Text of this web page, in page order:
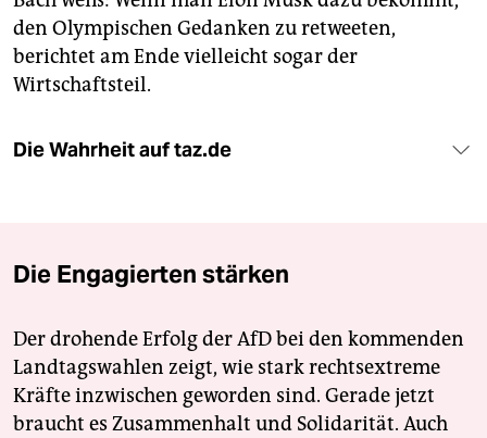
den Olympischen Gedanken zu retweeten,
berichtet am Ende vielleicht sogar der
Wirtschaftsteil.
Die Wahrheit auf taz.de
Die Engagierten stärken
Der drohende Erfolg der AfD bei den kommenden
Landtagswahlen zeigt, wie stark rechtsextreme
Kräfte inzwischen geworden sind. Gerade jetzt
braucht es Zusammenhalt und Solidarität. Auch